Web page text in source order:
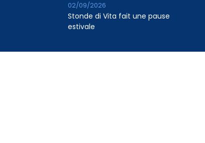
Stonde di Vita fait une pause
estivale
02/09/2026